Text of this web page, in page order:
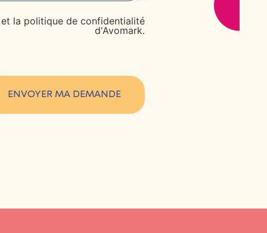
la politique de confidentialité
d'Avomark.